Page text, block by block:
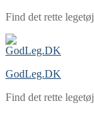
Spring
indhold
Menu
Luk
Find det rette
GodLeg.DK
Find det rette